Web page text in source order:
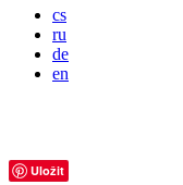
cs
ru
de
en
Uložit